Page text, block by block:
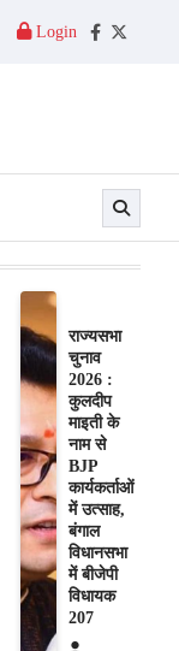
Login
Facebook
Twitter
राज्यसभा
चुनाव
2026 :
कुलदीप
माइती के
नाम से
BJP
कार्यकर्ताओं
में उत्साह,
बंगाल
विधानसभा
में बीजेपी
विधायक
207